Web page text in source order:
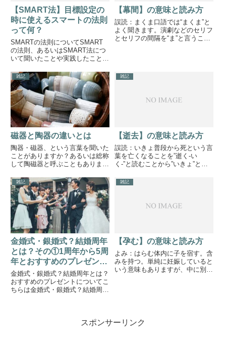
【SMART法】目標設定の
時に使えるスマートの法則
って何？
SMARTの法則についてSMART
の法則、あるいはSMART法につ
いて聞いたことや実践したことは
法則について解説していきます。
概要SMARTの法則とは、目標を
立てる際に守るべき決まりを詰め
込んだフレームワーク...
【幕間】の意味と読み方
誤読：まくま口語では“まくま”と
よく聞きます。演劇などのセリフ
とセリフの間隔を“ま”と言うこと
しょう。よみ：まくあい一幕...
雑記
磁器と陶器の違いとは
陶器・磁器、という言葉を聞いた
ことがありますか？あるいは総称
して陶磁器と呼ぶこともありま
に使われている物で、陶器と磁器
は似たものを使って作られている
ことからまとめて呼びます。ここ
では陶器と磁器の違いについて説
明...
雑記
【逝去】の意味と読み方
誤読：いきょ普段から死という言
葉を亡くなることを”逝く-い
く-”と読むことから”いきょ”と読
に対する発言の場となりますの
信のない場合は簡単な言葉でも
雑記
金婚式・銀婚式？結婚周年
とは？その①1周年から5周
年とおすすめのプレゼント
について
金婚式・銀婚式？結婚周年とは？
おすすめのプレゼントについてこ
ちらは金婚式・銀婚式？結婚周年
のリンクより他の記事もチェック
雑記
【孕む】の意味と読み方
よみ：はらむ体内に子を宿す。含
みを持つ。単純に妊娠していると
いう意味もありますが、中に別の
く、...
スポンサーリンク